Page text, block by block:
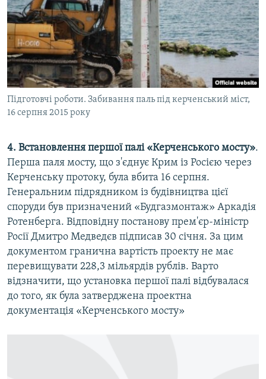
Підготовчі роботи. Забивання паль під керченський міст,
16 серпня 2015 року
4. Встановлення першої палі «Керченського мосту».
Перша паля мосту, що з'єднує Крим із Росією через
Керченську протоку, була вбита 16 серпня.
Генеральним підрядником із будівництва цієї
споруди був призначений «Будгазмонтаж» Аркадія
Ротенберга. Відповідну постанову прем'єр-міністр
Росії Дмитро Медведєв підписав 30 січня. За цим
документом гранична вартість проекту не має
перевищувати 228,3 мільярдів рублів. Варто
відзначити, що установка першої палі відбувалася
до того, як була затверджена проектна
документація «Керченського мосту»